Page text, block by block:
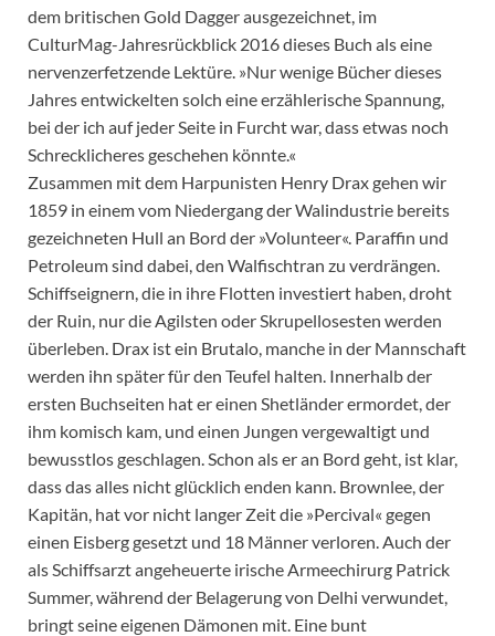
dem britischen Gold Dagger ausgezeichnet, im
CulturMag-Jahresrückblick 2016 dieses Buch als eine
nervenzerfetzende Lektüre. »Nur wenige Bücher dieses
Jahres entwickelten solch eine erzählerische Spannung,
bei der ich auf jeder Seite in Furcht war, dass etwas noch
Schrecklicheres geschehen könnte.«
Zusammen mit dem Harpunisten Henry Drax gehen wir
1859 in einem vom Niedergang der Walindustrie bereits
gezeichneten Hull an Bord der »Volunteer«. Paraffin und
Petroleum sind dabei, den Walfischtran zu verdrängen.
Schiffseignern, die in ihre Flotten investiert haben, droht
der Ruin, nur die Agilsten oder Skrupellosesten werden
überleben. Drax ist ein Brutalo, manche in der Mannschaft
werden ihn später für den Teufel halten. Innerhalb der
ersten Buchseiten hat er einen Shetländer ermordet, der
ihm komisch kam, und einen Jungen vergewaltigt und
bewusstlos geschlagen. Schon als er an Bord geht, ist klar,
dass das alles nicht glücklich enden kann. Brownlee, der
Kapitän, hat vor nicht langer Zeit die »Percival« gegen
einen Eisberg gesetzt und 18 Männer verloren. Auch der
als Schiffsarzt angeheuerte irische Armeechirurg Patrick
Summer, während der Belagerung von Delhi verwundet,
bringt seine eigenen Dämonen mit. Eine bunt